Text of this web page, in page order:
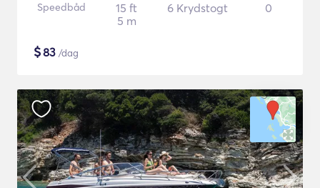
Speedbåd
15 ft
5 m
6 Krydstogt 0
$83 /dag